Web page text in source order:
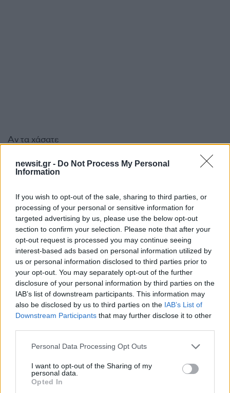
newsit.gr - Do Not Process My Personal
Information
If you wish to opt-out of the sale, sharing to third parties, or
processing of your personal or sensitive information for
targeted advertising by us, please use the below opt-out
section to confirm your selection. Please note that after your
opt-out request is processed you may continue seeing
interest-based ads based on personal information utilized by
us or personal information disclosed to third parties prior to
your opt-out. You may separately opt-out of the further
disclosure of your personal information by third parties on the
IAB’s list of downstream participants. This information may
also be disclosed by us to third parties on the IAB’s List of
Downstream Participants that may further disclose it to other
Please note that this website/app uses one or more Google
not limited to your visit or usage behaviour. You may click to
grant or deny consent to Google and its third-party tags to
use your data for below specified purposes in below Google
Personal Data Processing Opt Outs
I want to opt-out of the Sharing of my
personal data.
Opted In
Σχόλια
Αν τα χάσατε
Σέρρες: Βίντεο
ντοκουμέντο από το
τροχαίο με νεκρούς μητέρα
και γιο – Ο οδηγός του
φορτηγού κατέγραψε τη
σύγκρουση
Στην ανακρίτρια η
46χρονη που
για τον φονικό
της Marfin